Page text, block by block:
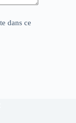
dans ce